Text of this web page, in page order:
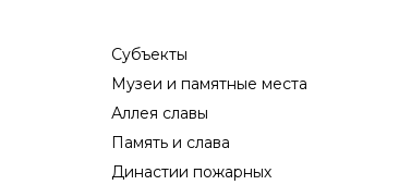
Субъекты
Музеи и памятные места
Аллея славы
Память и слава
Династии пожарных